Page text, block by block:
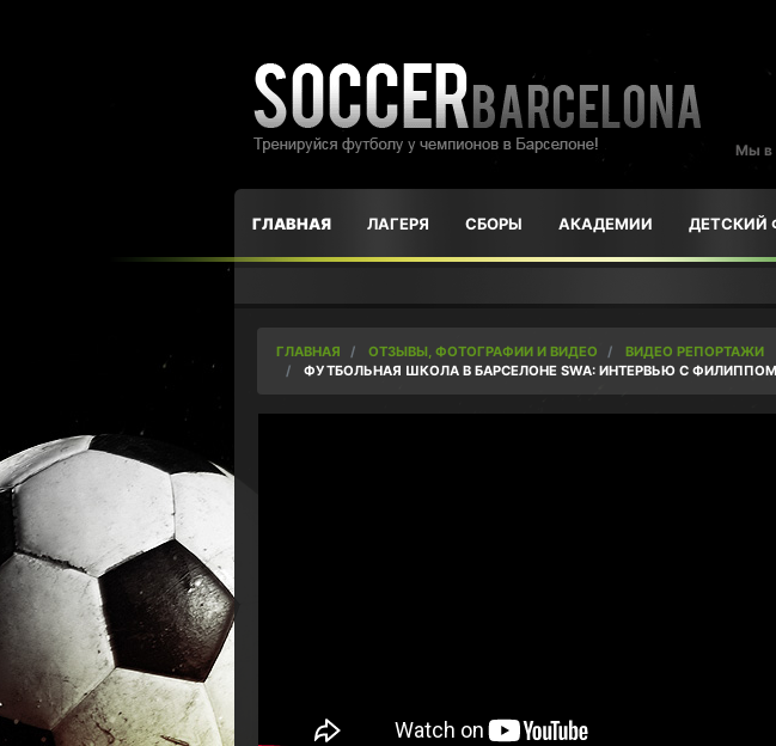
Мы в
ГЛАВНАЯ ЛАГЕРЯ СБОРЫ АКАДЕМИИ ДЕТСКИЙ
ГЛАВНАЯ ОТЗЫВЫ, ФОТОГРАФИИ И ВИДЕО
ВИДЕО РЕПОРТАЖИ
ФУТБОЛЬНАЯ ШКОЛА В БАРСЕЛОНЕ SWA: ИНТЕРВЬЮ С